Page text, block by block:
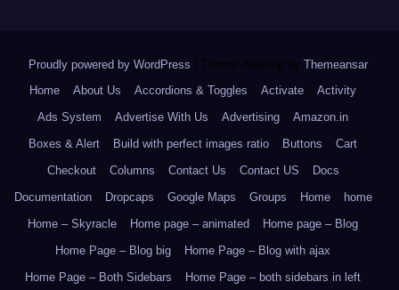
Proudly powered by WordPress Theme: Newsup by Themeansar.
Home
About Us Accordions & Toggles Activate
Activity
Ads System
Advertise With Us Advertising
Amazon.in
Boxes & Alert
Build with perfect images ratio Buttons
Cart
Checkout
Columns Contact Us Contact US
Docs
Documentation
Dropcaps Google Maps Groups Home
home
Home – Skyracle
Home page – animated
Home page – Blog
Home Page – Blog big
Home Page – Blog with ajax
Home Page – Both Sidebars
Home Page – both sidebars in left